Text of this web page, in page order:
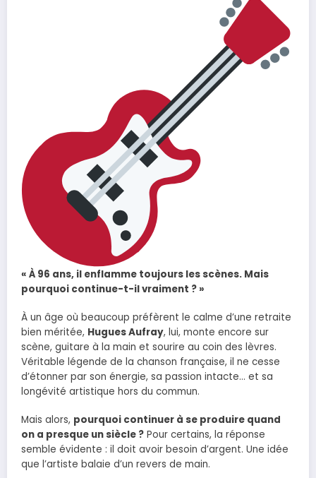
« À 96 ans, il enflamme toujours les scènes. Mais
pourquoi continue-t-il vraiment ? »
À un âge où beaucoup préfèrent le calme d’une retraite
bien méritée, Hugues Aufray, lui, monte encore sur
scène, guitare à la main et sourire au coin des lèvres.
Véritable légende de la chanson française, il ne cesse
d’étonner par son énergie, sa passion intacte… et sa
longévité artistique hors du commun.
Mais alors, pourquoi continuer à se produire quand
on a presque un siècle ? Pour certains, la réponse
semble évidente : il doit avoir besoin d’argent. Une idée
que l’artiste balaie d’un revers de main.